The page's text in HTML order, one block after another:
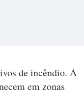
de incêndio. A
em zonas